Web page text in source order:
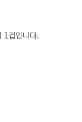
1컵입니다.